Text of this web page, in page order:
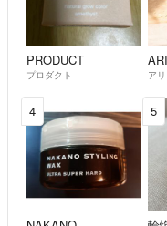
PRODUCT
プロダクト ア
4 5